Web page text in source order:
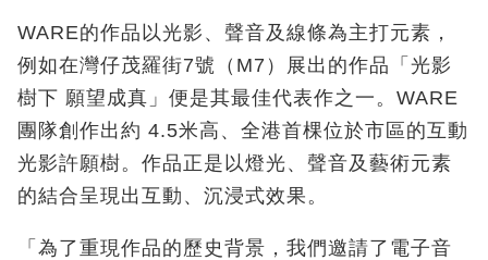
WARE的作品以光影、聲音及線條為主打元素，
例如在灣仔茂羅街7號 （ M7） 展出的作品「光影
樹下 願望成真」便是其最佳代表作之一。 WARE
團隊創作出約 4.5米高、全港首棵位於市區的互動
光影許願樹。作品正是以燈光、聲音及藝術元素
的結合呈現出互動、沉浸式效果。
「為了重現作品的歷史背景，我們邀請了電子音